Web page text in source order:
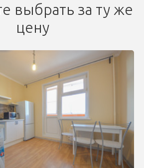
выбрать за ту же
цену